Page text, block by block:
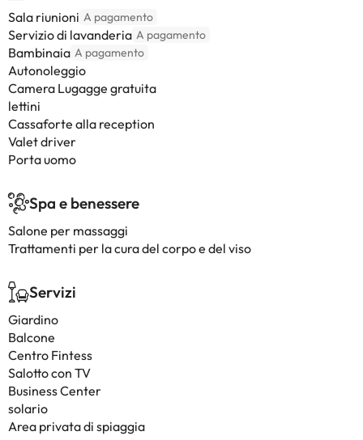
Sala riunioni A pagamento
Servizio di lavanderia A pagamento
Bambinaia A pagamento
Autonoleggio
Camera Lugagge gratuita
lettini
Cassaforte alla reception
Valet driver
Porta uomo
Spa e benessere
Salone per massaggi
Trattamenti per la cura del corpo e del viso
Servizi
Giardino
Balcone
Centro Fintess
Salotto con TV
Business Center
solario
Area privata di spiaggia